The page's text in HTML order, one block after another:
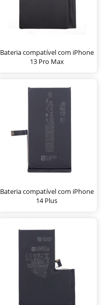
Bateria compatível com iPhone
13 Pro Max
Bateria compatível com iPhone
14 Plus